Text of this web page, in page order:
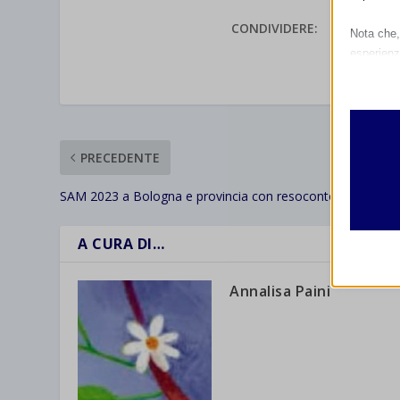
CONDIVIDERE:
PRECEDENTE
SAM 2023 a Bologna e provincia con resoconto
A CURA DI…
Annalisa Paini
Nota
I
Altri